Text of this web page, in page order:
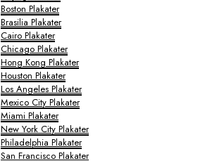
Boston Plakater
Brasilia Plakater
Cairo Plakater
Chicago Plakater
Hong Kong Plakater
Houston Plakater
Los Angeles Plakater
Mexico City Plakater
Miami Plakater
New York City Plakater
Philadelphia Plakater
San Francisco Plakater